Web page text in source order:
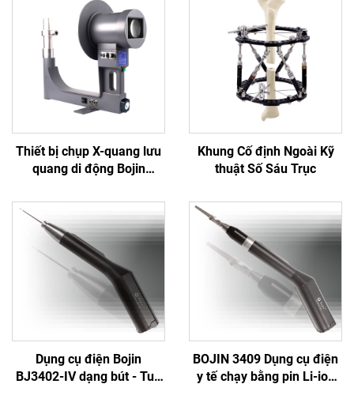
Thiết bị chụp X-quang lưu
quang di động Bojin
Khung Cố định Ngoài Kỹ
thuật Số Sáu Trục
Dụng cụ điện Bojin
BJ3402-IV dạng bút - Tua
BOJIN 3409 Dụng cụ điện
y tế chạy bằng pin Li-ion